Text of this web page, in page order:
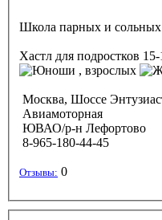
Школа парных и сольных
Хастл для подростков
, взрослых
Москва, Шоссе
Авиамоторная
ЮВАО/р-н Лефортово
8-965-180-44-45
Отзывы: 0